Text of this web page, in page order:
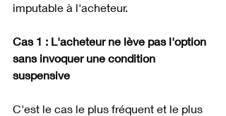
imputable à l'acheteur.
Cas 1 : L'acheteur ne lève pas l'option
sans invoquer une condition
suspensive
C'est le cas le plus fréquent et le plus